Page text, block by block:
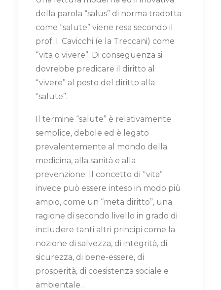
della parola “salus” di norma tradotta
come “salute” viene resa secondo il
prof. I. Cavicchi (e la Treccani) come
“vita o vivere”. Di conseguenza si
dovrebbe predicare il diritto al
“vivere” al posto del diritto alla
“salute”.
Il termine “salute” è relativamente
semplice, debole ed è legato
prevalentemente al mondo della
medicina, alla sanità e alla
prevenzione. Il concetto di “vita”
invece può essere inteso in modo più
ampio, come un “meta diritto”, una
ragione di secondo livello in grado di
includere tanti altri principi come la
nozione di salvezza, di integrità, di
sicurezza, di bene-essere, di
prosperità, di coesistenza sociale e
ambientale…